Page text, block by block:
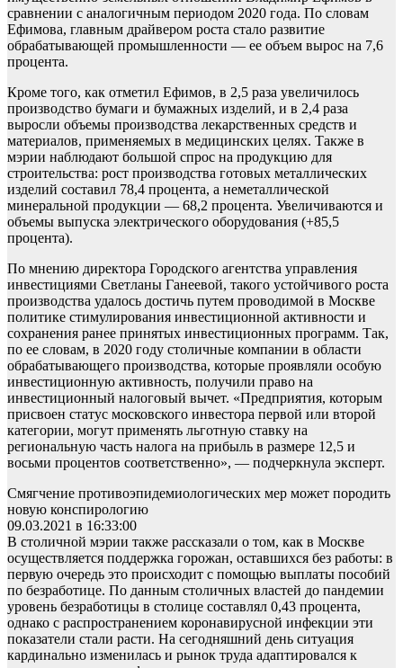
сравнении с аналогичным периодом 2020 года. По словам
Ефимова, главным драйвером роста стало развитие
обрабатывающей промышленности — ее объем вырос на 7,6
процента.
Кроме того, как отметил Ефимов, в 2,5 раза увеличилось
производство бумаги и бумажных изделий, и в 2,4 раза
выросли объемы производства лекарственных средств и
материалов, применяемых в медицинских целях. Также в
мэрии наблюдают большой спрос на продукцию для
строительства: рост производства готовых металлических
изделий составил 78,4 процента, а неметаллической
минеральной продукции — 68,2 процента. Увеличиваются и
объемы выпуска электрического оборудования (+85,5
процента).
По мнению директора Городского агентства управления
инвестициями Светланы Ганеевой, такого устойчивого роста
производства удалось достичь путем проводимой в Москве
политике стимулирования инвестиционной активности и
сохранения ранее принятых инвестиционных программ. Так,
по ее словам, в 2020 году столичные компании в области
обрабатывающего производства, которые проявляли особую
инвестиционную активность, получили право на
инвестиционный налоговый вычет. «Предприятия, которым
присвоен статус московского инвестора первой или второй
категории, могут применять льготную ставку на
региональную часть налога на прибыль в размере 12,5 и
восьми процентов соответственно», — подчеркнула эксперт.
Смягчение противоэпидемиологических мер может породить
новую конспирологию
09.03.2021 в 16:33:00
В столичной мэрии также рассказали о том, как в Москве
осуществляется поддержка горожан, оставшихся без работы: в
первую очередь это происходит с помощью выплаты пособий
по безработице. По данным столичных властей до пандемии
уровень безработицы в столице составлял 0,43 процента,
однако с распространением коронавирусной инфекции эти
показатели стали расти. На сегодняшний день ситуация
кардинально изменилась и рынок труда адаптировался к